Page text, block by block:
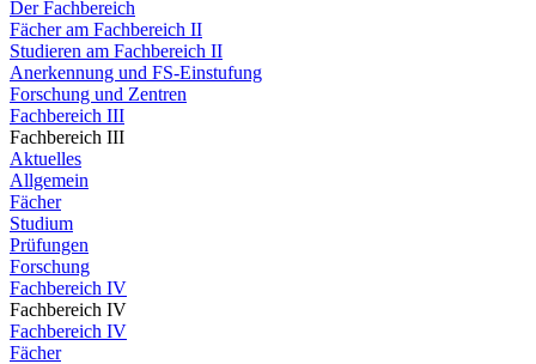
Der Fachbereich
Fächer am Fachbereich II
Studieren am Fachbereich II
Anerkennung und FS-Einstufung
Forschung und Zentren
Fachbereich III
Fachbereich III
Aktuelles
Allgemein
Fächer
Studium
Prüfungen
Forschung
Fachbereich IV
Fachbereich IV
Fachbereich IV
Fächer